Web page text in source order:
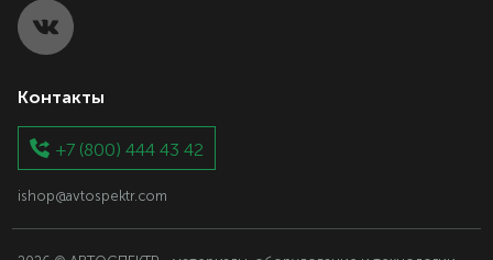
Контакты
+7 (800) 444 43 42
ishop@avtospektr.com